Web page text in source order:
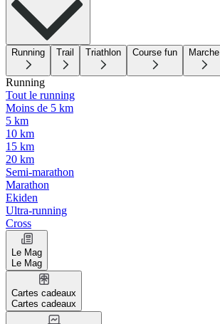
Running Trail Triathlon Course fun Marche
Running
Tout le running
Moins de 5 km
5 km
10 km
15 km
20 km
Semi-marathon
Marathon
Ekiden
Ultra-running
Cross
Le Mag
Le Mag
Cartes cadeaux
Cartes cadeaux